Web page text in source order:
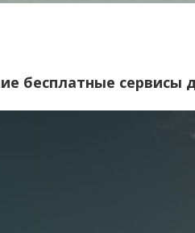
бесплатные сервисы